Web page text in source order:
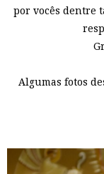
por vocês dentre
Algumas fotos